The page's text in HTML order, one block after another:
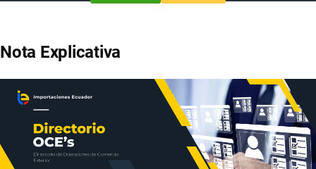
Nota Explicativa